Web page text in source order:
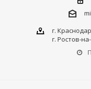
г.
г. Ростов-